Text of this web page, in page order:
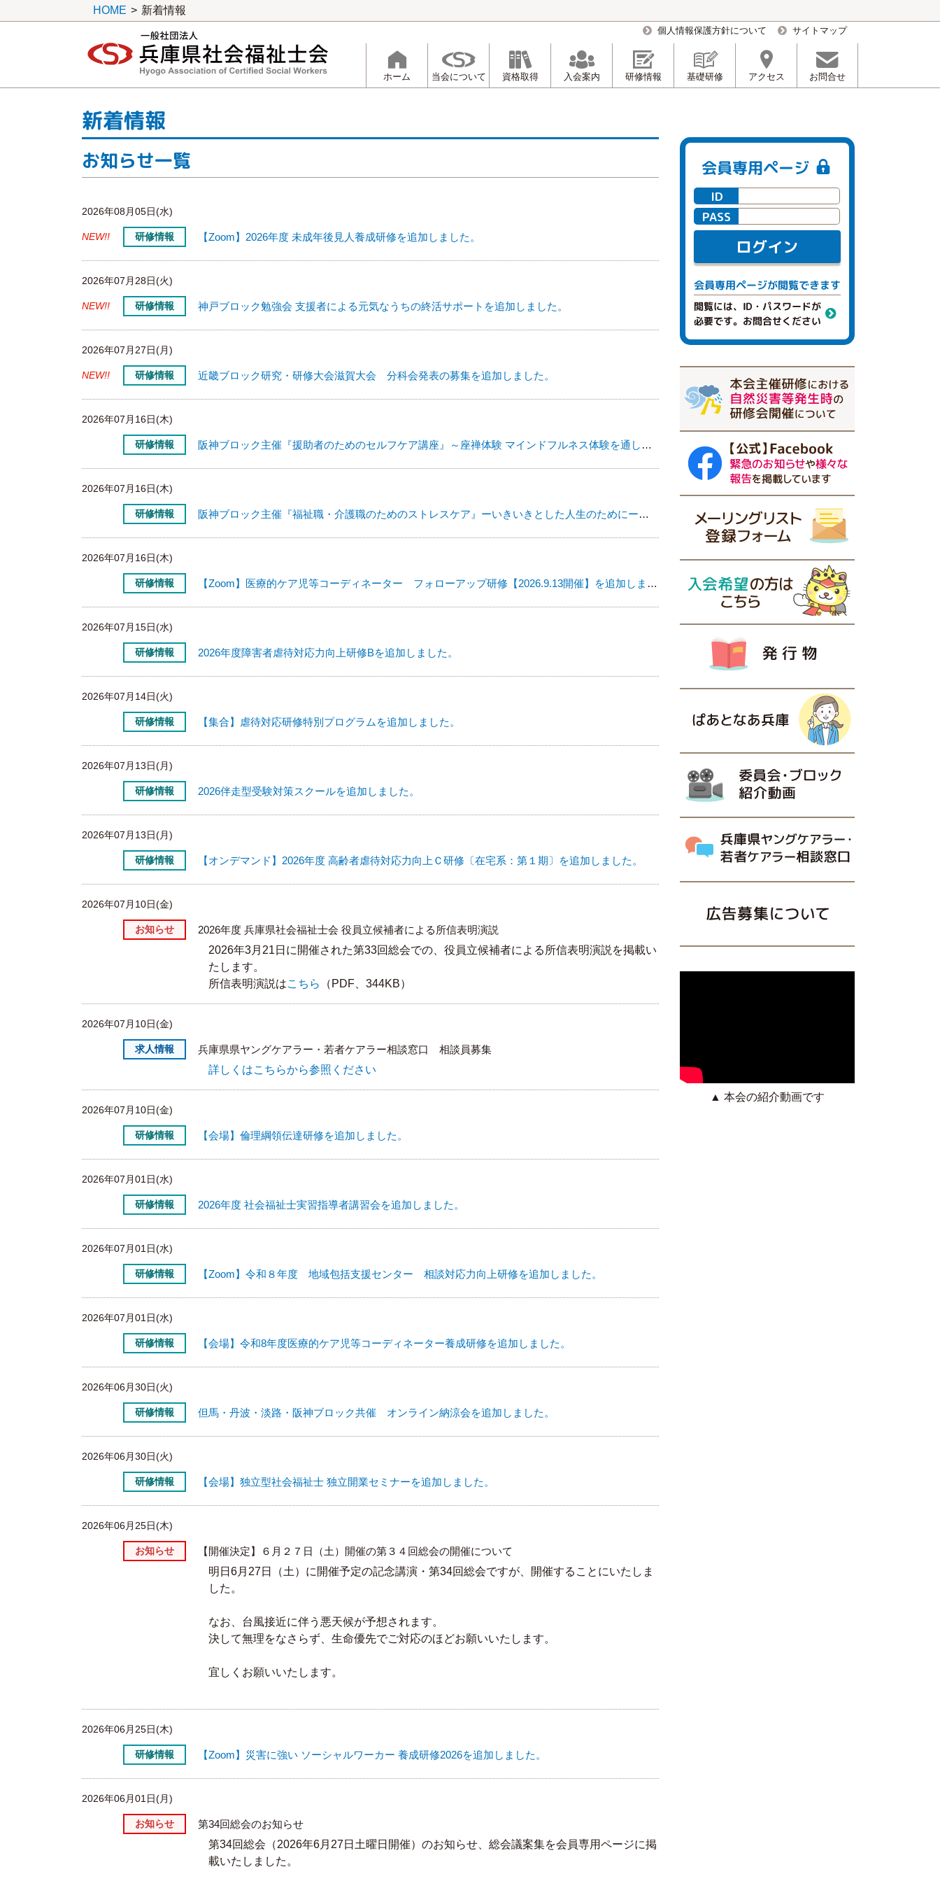
HOME > 新着情報
個人情報保護方針について サイトマップ
一般社団法人 兵庫県社会福祉士会
ホーム 当会について 資格取得 入会案内 研修情報 基礎研修 アクセス お問合せ
新着情報
お知らせ一覧
2026年08月05日(水)
NEW!! 研修情報 【Zoom】2026年度 未成年後見人養成研修を追加しました。
2026年07月28日(火)
NEW!! 研修情報 神戸ブロック勉強会 支援者による元気なうちの終活サポートを追加しました。
2026年07月27日(月)
NEW!! 研修情報 近畿ブロック研究・研修大会滋賀大会 分科会発表の募集を追加しました。
2026年07月16日(木)
研修情報 阪神ブロック主催『援助者のためのセルフケア講座』～座禅体験 マインドフルネス体験を通して～を追加しました。
2026年07月16日(木)
研修情報 阪神ブロック主催『福祉職・介護職のためのストレスケア』ーいきいきとした人生のためにーを追加しました。
2026年07月16日(木)
研修情報 【Zoom】医療的ケア児等コーディネーター フォローアップ研修【2026.9.13開催】を追加しました。
2026年07月15日(水)
研修情報 2026年度障害者虐待対応力向上研修Bを追加しました。
2026年07月14日(火)
研修情報 【集合】虐待対応研修特別プログラムを追加しました。
2026年07月13日(月)
研修情報 2026伴走型受験対策スクールを追加しました。
2026年07月13日(月)
研修情報 【オンデマンド】2026年度 高齢者虐待対応力向上Ｃ研修〔在宅系：第１期〕を追加しました。
2026年07月10日(金)
お知らせ
2026年度 兵庫県社会福祉士会 役員立候補者による所信表明演説
2026年3月21日に開催された第33回総会での、役員立候補者による所信表明演説を掲載い
たします。
所信表明演説はこちら （PDF、344KB）
2026年07月10日(金)
求人情報
兵庫県県ヤングケアラー・若者ケアラー相談窓口 相談員募集
詳しくはこちらから参照ください
2026年07月10日(金)
研修情報 【会場】倫理綱領伝達研修を追加しました。
2026年07月01日(水)
研修情報 2026年度 社会福祉士実習指導者講習会を追加しました。
2026年07月01日(水)
研修情報 【Zoom】令和８年度 地域包括支援センター 相談対応力向上研修を追加しました。
2026年07月01日(水)
研修情報 【会場】令和8年度医療的ケア児等コーディネーター養成研修を追加しました。
2026年06月30日(火)
研修情報 但馬・丹波・淡路・阪神ブロック共催 オンライン納涼会を追加しました。
2026年06月30日(火)
研修情報 【会場】独立型社会福祉士 独立開業セミナーを追加しました。
2026年06月25日(木)
お知らせ
【開催決定】６月２７日（土）開催の第３４回総会の開催について
明日 6月 27 日（土）に開催予定の記念講演・第34回総会ですが、開催することにいたしま
した。
なお、台風接近に伴う悪天候が予想されます。
決して無理をなさらず、生命優先でご対応のほどお願いいたします。
宜しくお願いいたします。
2026年06月25日(木)
研修情報 【Zoom】災害に強い ソーシャルワーカー 養成研修2026を追加しました。
2026年06月01日(月)
お知らせ
第34回総会のお知らせ
第34回総会（2026年6月27日土曜日開催）のお知らせ、総会議案集を会員専用ページに掲
載いたしました。
会員専用ページ
ID
PASS
ログイン
会員専用ページが閲覧できます
閲覧には、ID・パスワードが
必要です。お問合せください
メーリングリスト登録フォーム
▲ 本会の紹介動画です